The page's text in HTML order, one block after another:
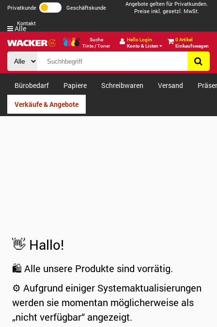
Privatkunde Geschäftskunde
Angebote gelten für Privatkunden.
Preise inkl. gesetzl. MwSt.
Kontakt
Suche
Tinte / Toner
Hello Login
Konto & Listen
0 Artikel
Einkaufswagen
Alle
Bürobedarf Papiere Schreibwaren Versand
Verkäufe & Angebote
👋 Hallo!
🛍️ Alle unsere Produkte sind vorrätig.
⚙️ Aufgrund einiger Systemaktualisierungen
werden sie momentan möglicherweise als
„nicht verfügbar“ angezeigt.